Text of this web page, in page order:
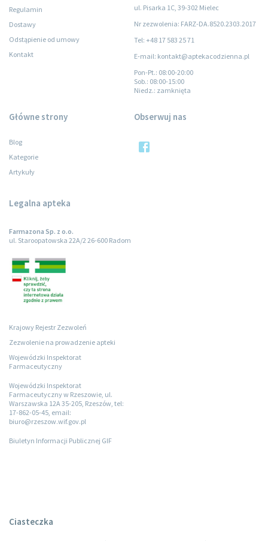
Regulamin
Dostawy
Odstąpienie od umowy
Kontakt
ul. Pisarka 1C, 39-302 Mielec
Nr zezwolenia: FARZ-DA.8520.2303.2017
Tel: +48 17 583 25 71
E-mail: kontakt@aptekacodzienna.pl
Pon-Pt.: 08:00-20:00
Sob.: 08:00-15:00
Niedz.: zamknięta
Główne strony
Blog
Kategorie
Artykuły
Legalna apteka
Farmazona Sp. z o.o.
ul. Staroopatowska 22A/2 26-600 Radom
Krajowy Rejestr Zezwoleń
Zezwolenie na prowadzenie apteki
Wojewódzki Inspektorat
Farmaceutyczny
Wojewódzki Inspektorat
Farmaceutyczny w Rzeszowie, ul.
Warszawska 12A 35-205, Rzeszów, tel:
17-862-05-45, email:
biuro@rzeszow.wif.gov.pl
Biuletyn Informacji Publicznej GIF
Obserwuj nas
Ciasteczka